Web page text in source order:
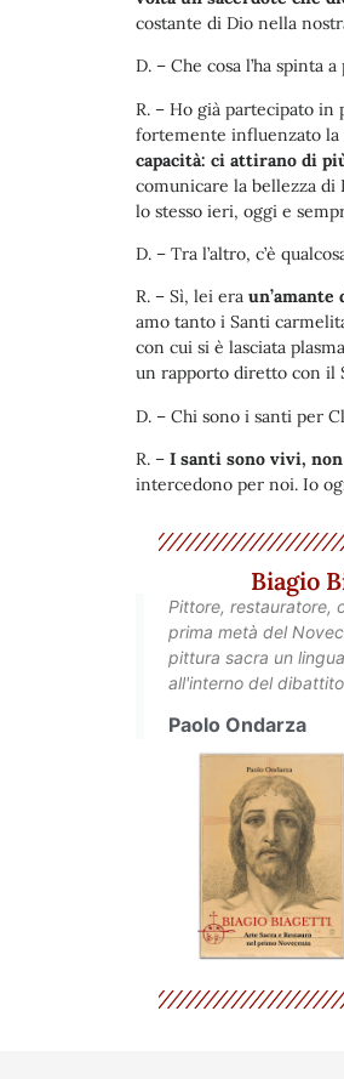
costante di Dio nella
D. – Che cosa l’ha spinta
R. – Ho già partecipato in
fortemente influenzato la
capacità: ci attirano di
comunicare la bellezza di
lo stesso ieri, oggi e
D. – Tra l’altro, c’è
R. – Sì, lei era un’amante
amo tanto i Santi
con cui si è lasciata
un rapporto diretto con il
D. – Chi sono i santi per
R. – I santi sono vivi,
intercedono per noi. Io
Biagio
Pittore, restauratore,
prima metà del
pittura sacra un
all'interno del
Paolo Ondarza